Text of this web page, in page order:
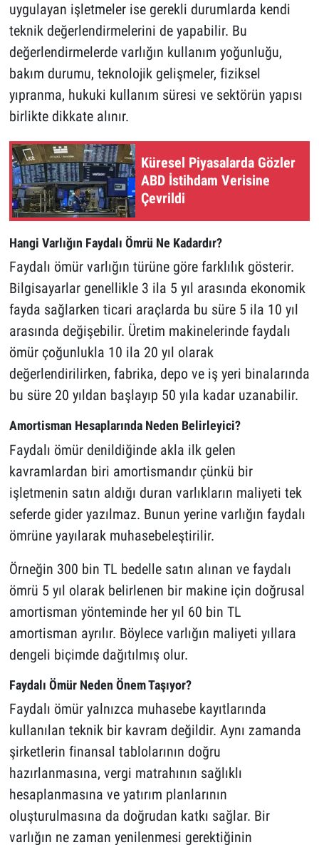
uygulayan işletmeler ise gerekli durumlarda kendi
teknik değerlendirmelerini de yapabilir. Bu
değerlendirmelerde varlığın kullanım yoğunluğu,
bakım durumu, teknolojik gelişmeler, fiziksel
yıpranma, hukuki kullanım süresi ve sektörün yapısı
birlikte dikkate alınır.
Küresel Piyasalarda Gözler
ABD İstihdam Verisine
Çevrildi
Hangi Varlığın Faydalı Ömrü Ne Kadardır?
Faydalı ömür varlığın türüne göre farklılık gösterir.
Bilgisayarlar genellikle 3 ila 5 yıl arasında ekonomik
fayda sağlarken ticari araçlarda bu süre 5 ila 10 yıl
arasında değişebilir. Üretim makinelerinde faydalı
ömür çoğunlukla 10 ila 20 yıl olarak
değerlendirilirken, fabrika, depo ve iş yeri binalarında
bu süre 20 yıldan başlayıp 50 yıla kadar uzanabilir.
Amortisman Hesaplarında Neden Belirleyici?
Faydalı ömür denildiğinde akla ilk gelen
kavramlardan biri amortismandır çünkü bir
işletmenin satın aldığı duran varlıkların maliyeti tek
seferde gider yazılmaz. Bunun yerine varlığın faydalı
ömrüne yayılarak muhasebeleştirilir.
Örneğin 300 bin TL bedelle satın alınan ve faydalı
ömrü 5 yıl olarak belirlenen bir makine için doğrusal
amortisman yönteminde her yıl 60 bin TL
amortisman ayrılır. Böylece varlığın maliyeti yıllara
dengeli biçimde dağıtılmış olur.
Faydalı Ömür Neden Önem Taşıyor?
Faydalı ömür yalnızca muhasebe kayıtlarında
kullanılan teknik bir kavram değildir. Aynı zamanda
şirketlerin finansal tablolarının doğru
hazırlanmasına, vergi matrahının sağlıklı
hesaplanmasına ve yatırım planlarının
oluşturulmasına da doğrudan katkı sağlar. Bir
varlığın ne zaman yenilenmesi gerektiğinin